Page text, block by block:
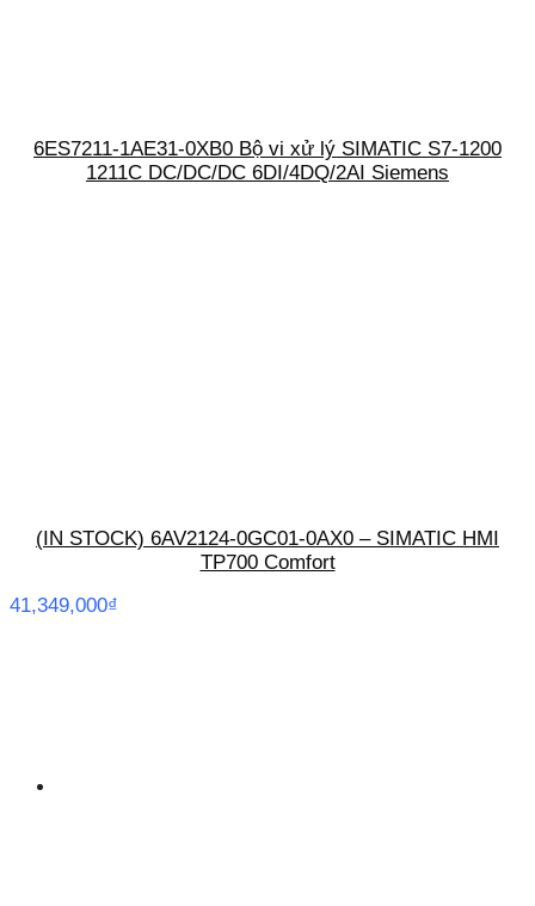
6ES7211-1AE31-0XB0 Bộ vi xử lý SIMATIC S7-1200
1211C DC/DC/DC 6DI/4DQ/2AI Siemens
(IN STOCK) 6AV2124-0GC01-0AX0 – SIMATIC HMI
TP700 Comfort
41,349,000₫